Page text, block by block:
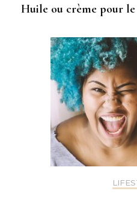
Huile ou crème pour le